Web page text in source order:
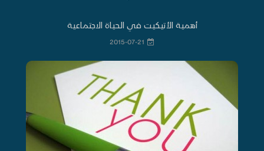
أهمية الأتيكيت في الحياة الاجتماعية
2015-07-21